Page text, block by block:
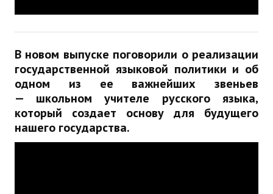
КОНТАКТЫ
В новом выпуске поговорили о реализации
государственной языковой политики и об
одном из ее важнейших звеньев
— школьном учителе русского языка,
который создает основу для будущего
нашего государства.